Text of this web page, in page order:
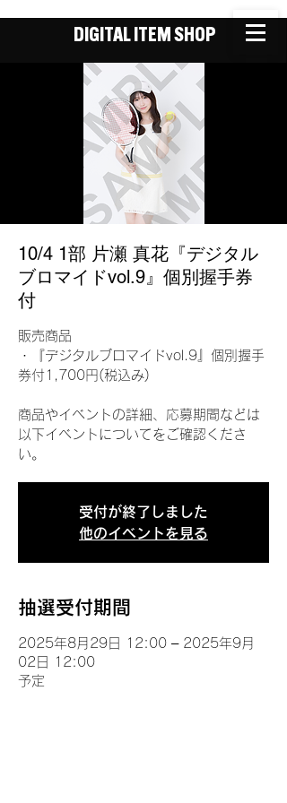
DIGITAL ITEM SHOP
10/4 1部 片瀬 真花『デジタル
ブロマイドvol.9』個別握手券
付
販売商品
・『デジタルブロマイドvol.9』個別握手
券付1,700円(税込み)
商品やイベントの詳細、応募期間などは
以下イベントについてをご確認くださ
い。
受付が終了しました
他のイベントを見る
抽選受付期間
2025年8月29日 12:00 – 2025年9月
02日 12:00
予定